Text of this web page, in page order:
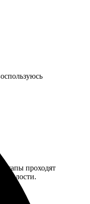
этапы проходят
целости.